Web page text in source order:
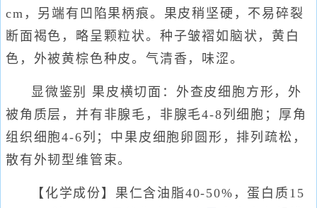
cm，另端有凹陷果柄痕。果皮稍坚硬，不易碎裂
断面褐色，略呈颗粒状。种子皱褶如脑状，黄白
色，外被黄棕色种皮。气清香，味涩。
显微鉴别 果皮横切面：外查皮细胞方形，外
被角质层，并有非腺毛，非腺毛4-8列细胞；厚角
组织细胞4-6列；中果皮细胞卵圆形，排列疏松，
散有外韧型维管束。
【化学成份】果仁含油脂40-50%，蛋白质15